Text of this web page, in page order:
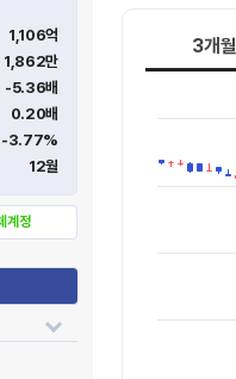
1,106억
1,862만
-5.36배
0.20배
-3.77%
12월
계정
3개월